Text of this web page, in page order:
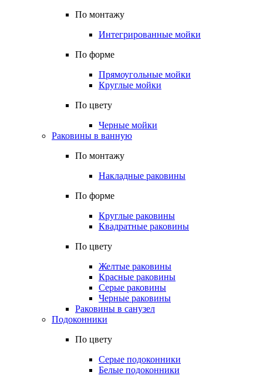
По монтажу
Интегрированные мойки
По форме
Прямоугольные мойки
Круглые мойки
По цвету
Черные мойки
Раковины в ванную
По монтажу
Накладные раковины
По форме
Круглые раковины
Квадратные раковины
По цвету
Желтые раковины
Красные раковины
Серые раковины
Черные раковины
Раковины в санузел
Подоконники
По цвету
Серые подоконники
Белые подоконники